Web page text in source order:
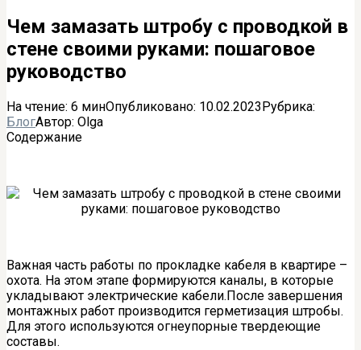
Чем замазать штробу с проводкой в
стене своими руками: пошаговое
руководство
На чтение: 6 минОпубликовано: 10.02.2023Рубрика:
БлогАвтор: Olga
Содержание
Важная часть работы по прокладке кабеля в квартире –
охота. На этом этапе формируются каналы, в которые
укладывают электрические кабели.После завершения
монтажных работ производится герметизация штробы.
Для этого используются огнеупорные твердеющие
составы.